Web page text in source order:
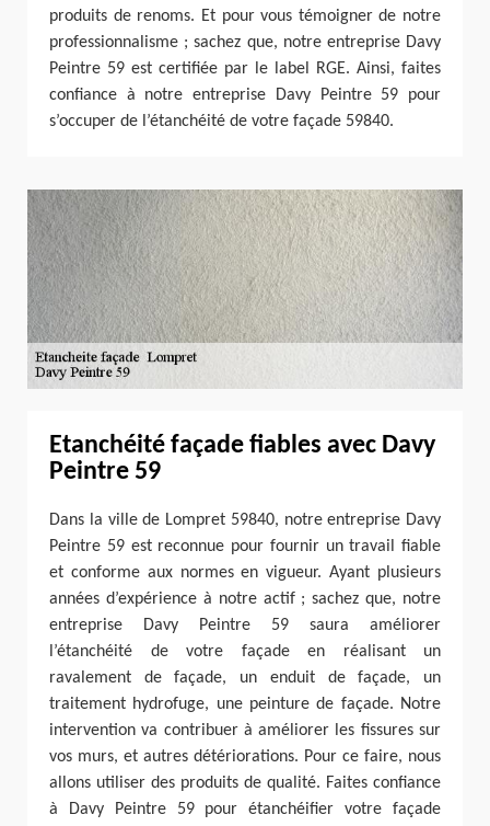
produits de renoms. Et pour vous témoigner de notre
professionnalisme ; sachez que, notre entreprise Davy
Peintre 59 est certifiée par le label RGE. Ainsi, faites
confiance à notre entreprise Davy Peintre 59 pour
s’occuper de l’étanchéité de votre façade 59840.
Etanchéité façade fiables avec Davy
Peintre 59
Dans la ville de Lompret 59840, notre entreprise Davy
Peintre 59 est reconnue pour fournir un travail fiable
et conforme aux normes en vigueur. Ayant plusieurs
années d’expérience à notre actif ; sachez que, notre
entreprise Davy Peintre 59 saura améliorer
l’étanchéité de votre façade en réalisant un
ravalement de façade, un enduit de façade, un
traitement hydrofuge, une peinture de façade. Notre
intervention va contribuer à améliorer les fissures sur
vos murs, et autres détériorations. Pour ce faire, nous
allons utiliser des produits de qualité. Faites confiance
à Davy Peintre 59 pour étanchéifier votre façade